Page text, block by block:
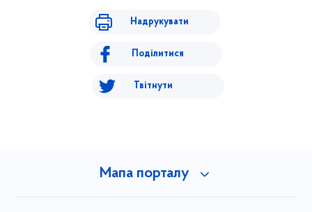
Надрукувати
Поділитися
Твітнути
Мапа порталу